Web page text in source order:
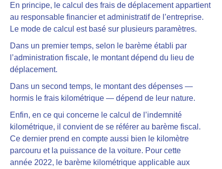
En principe, le calcul des frais de déplacementappartient
au responsable financier et administratif de l’entreprise.
Le mode de calcul est basé sur plusieurs paramètres.
Dans un premier temps, selon le barème établi par
l’administration fiscale, le montant dépend du lieu de
déplacement.
Dans un second temps, le montant des dépenses —
hormis le frais kilométrique — dépend de leur nature.
Enfin, en ce qui concerne le calcul de l’indemnité
kilométrique, il convient de se référer au barème fisca l.
Ce dernier prend en compte aussi bien le kilomètre
parcouru et la puissance de la voiture. Pour cette
année 2022, le barème kilométrique applicable aux